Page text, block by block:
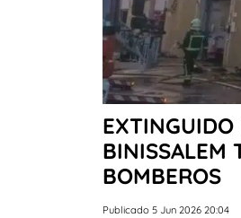
BINISSALEM
BOMBEROS
Publicado 5 Jun 2026 20:04